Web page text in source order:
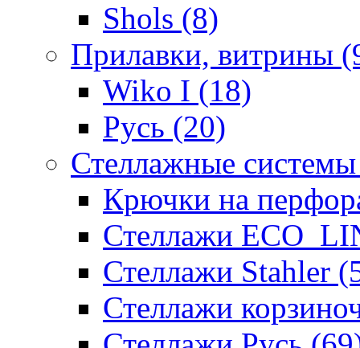
Shols (8)
Прилавки, витрины
Wiko I (18)
Русь (20)
Стеллажные
Крючки на
Стеллажи
Стеллажи Stahler
Стеллажи